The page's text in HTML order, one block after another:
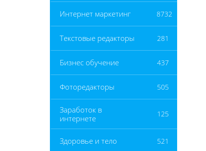
Интернет маркетинг 8732
Текстовые редакторы 281
Бизнес обучение 437
Фоторедакторы 505
Заработок в
интернете
125
Здоровье и тело 521